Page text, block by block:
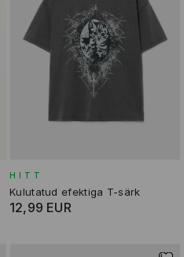
HITT
Kulutatud efektiga T-särk
12,99 EUR